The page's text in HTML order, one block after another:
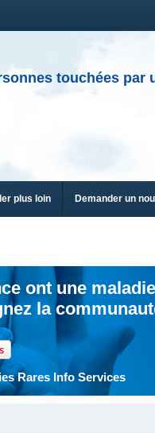
touchées par
plus loin Demander un
ont une
la
Rares Info Services